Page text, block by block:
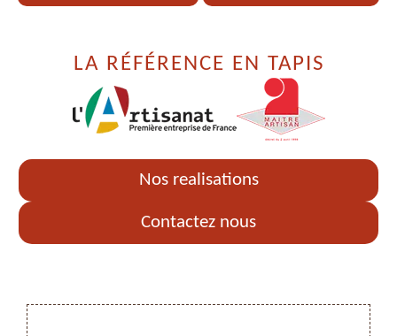
LA RÉFÉRENCE EN TAPIS
Nos realisations
Contactez nous